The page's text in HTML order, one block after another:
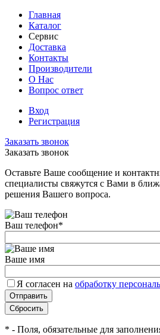
Главная
Каталог
Сервис
Доставка
Контакты
Производители
О Нас
Вопрос ответ
Вход
Регистрация
Заказать звонок
Заказать звонок
Оставьте Ваше сообщение и
специалисты свяжутся с Вами в
решения Вашего вопроса.
Ваш телефон*
Ваше имя
Я согласен на обработку
* - Поля, обязательные для